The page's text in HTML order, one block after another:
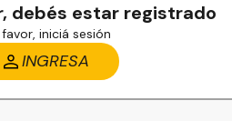
debés estar registrado
iniciá sesión
INGRESA